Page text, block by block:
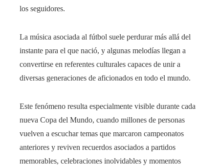
los seguidores.
La música asociada al fútbol suele perdurar más allá del
instante para el que nació, y algunas melodías llegan a
convertirse en referentes culturales capaces de unir a
diversas generaciones de aficionados en todo el mundo.
Este fenómeno resulta especialmente visible durante cada
nueva Copa del Mundo, cuando millones de personas
vuelven a escuchar temas que marcaron campeonatos
anteriores y reviven recuerdos asociados a partidos
memorables, celebraciones inolvidables y momentos